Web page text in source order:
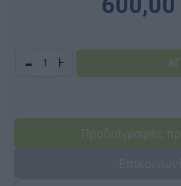
- +
Προδιαγραφές